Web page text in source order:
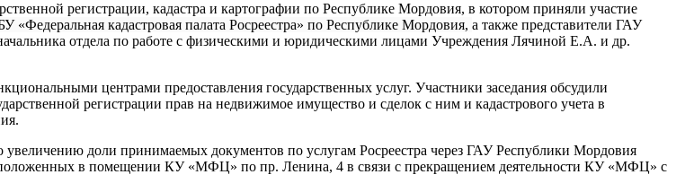
регистрации, кадастра и картографии по Республике Мордовия, в котором приняли участие
«Федеральная кадастровая палата Росреестра» по Республике Мордовия, а также представители ГАУ
отдела по работе с физическими и юридическими лицами Учреждения Лячиной Е.А. и др.
центрами предоставления государственных услуг. Участники заседания обсудили
регистрации прав на недвижимое имущество и сделок с ним и кадастрового учета в
доли принимаемых документов по услугам Росреестра через ГАУ Республики Мордовия
в помещении КУ «МФЦ» по пр. Ленина, 4 в связи с прекращением деятельности КУ «МФЦ» с